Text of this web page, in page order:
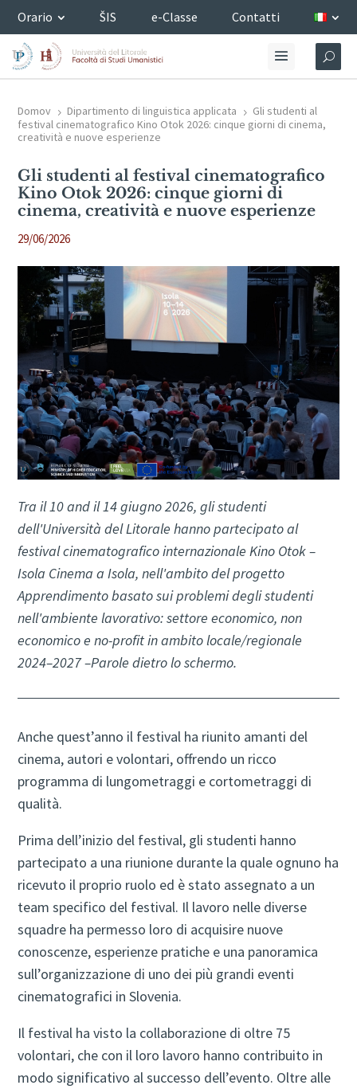
Orario ŠIS e-Classe Contatti
Domov 5 Dipartimento di linguistica applicata 5 Gli studenti al
festival cinematografico Kino Otok 2026: cinque giorni di cinema,
creatività e nuove esperienze
Gli studenti al festival cinematografico
Kino Otok 2026: cinque giorni di
cinema, creatività e nuove esperienze
29/06/2026
Tra il 10 and il 14 giugno 2026, gli studenti
dell'Università del Litorale hanno partecipato al
festival cinematografico internazionale Kino Otok –
Isola Cinema a Isola, nell'ambito del progetto
Apprendimento basato sui problemi degli studenti
nell'ambiente lavorativo: settore economico, non
economico e no-profit in ambito locale/regionale
2024–2027 –Parole dietro lo schermo.
Anche quest’anno il festival ha riunito amanti del
cinema, autori e volontari, offrendo un ricco
programma di lungometraggi e cortometraggi di
qualità.
Prima dell’inizio del festival, gli studenti hanno
partecipato a una riunione durante la quale ognuno ha
ricevuto il proprio ruolo ed è stato assegnato a un
team specifico del festival. Il lavoro nelle diverse
squadre ha permesso loro di acquisire nuove
conoscenze, esperienze pratiche e una panoramica
sull’organizzazione di uno dei più grandi eventi
cinematografici in Slovenia.
Il festival ha visto la collaborazione di oltre 75
volontari, che con il loro lavoro hanno contribuito in
modo significativo al successo dell’evento. Oltre alle